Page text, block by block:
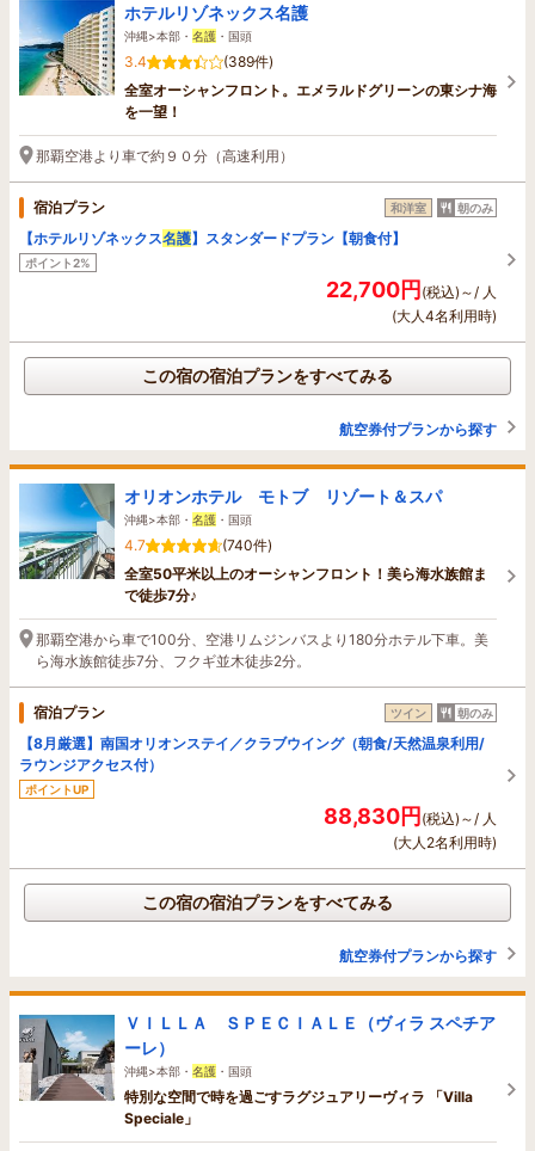
ホテルリゾネックス名護
沖縄>本部・ 名護 ・国頭
3.4
(389件)
全室オーシャンフロント。エメラルドグリーンの東シナ海
を一望！
那覇空港より車で約９０分（高速利用）
宿泊プラン 和洋室 朝のみ
【ホテルリゾネックス名護】スタンダードプラン【朝食付】
ポイント2%
22,700円(税込)～/ 人
(大人4名利用時)
この宿の宿泊プランをすべてみる
航空券付プランから探す
オリオンホテル モトブ リゾート＆スパ
沖縄>本部・ 名護 ・国頭
4.7
(740件)
全室50平米以上のオーシャンフロント！美ら海水族館ま
で徒歩7分♪
那覇空港から車で100分、空港リムジンバスより180分ホテル下車。美
ら海水族館徒歩7分、フクギ並木徒歩2分。
宿泊プラン ツイン 朝のみ
【8月厳選】南国オリオンステイ／クラブウイング（朝食/天然温泉利用/
ラウンジアクセス付）
ポイントUP
88,830円(税込)～/ 人
(大人2名利用時)
この宿の宿泊プランをすべてみる
航空券付プランから探す
ＶＩＬＬＡ ＳＰＥＣＩＡＬＥ（ヴィラ スペチア
ーレ）
沖縄>本部・ 名護 ・国頭
特別な空間で時を過ごすラグジュアリーヴィラ 「Villa
Speciale」